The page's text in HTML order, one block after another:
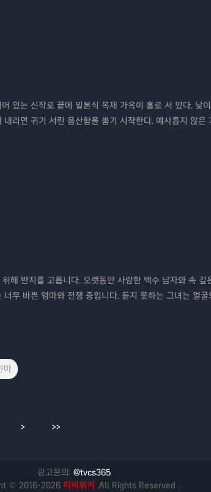
있는 신작로 끝에 일본식 목재 가옥이 홀로 서 있다. 낮
리면 귀기 서린 음산함을 뿜기 시작한다. 예사롭지 않은
해 반지를 고릅니다. 오랫동안 사랑한 백수 남자와 속 깊
무 바쁜 엄마와 전쟁 중입니다. 듣지 못하는 그녀는 얼굴
아
> >>
광고문의: @tvcs365
© 2016-2026 티비위키 .All Rights Reserved .